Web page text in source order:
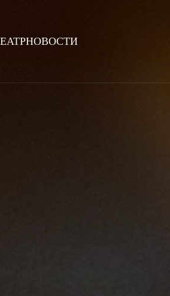
НОВОСТИ